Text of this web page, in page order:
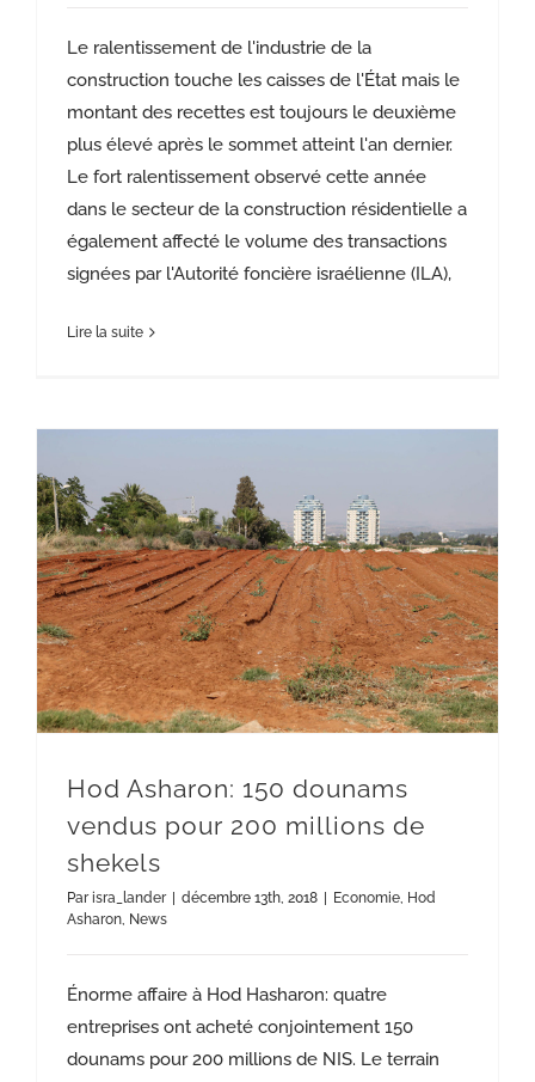
Le ralentissement de l'industrie de la
construction touche les caisses de l'État mais le
montant des recettes est toujours le deuxième
plus élevé après le sommet atteint l'an dernier.
Le fort ralentissement observé cette année
dans le secteur de la construction résidentielle a
également affecté le volume des transactions
signées par l'Autorité foncière israélienne (ILA),
Lire la suite
Hod Asharon: 150 dounams
vendus pour 200 millions de
shekels
Parisra_lander décembre 13th, 2018 Economie, Hod
Asharon, News
Énorme affaire à Hod Hasharon: quatre
entreprises ont acheté conjointement 150
dounams pour 200 millions de NIS. Le terrain